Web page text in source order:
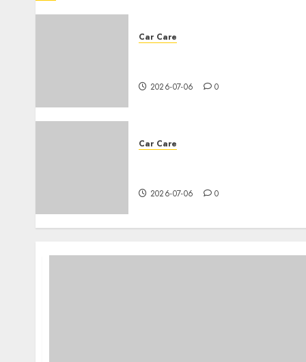
Car Care
2026-07-06 0
Car Care
2026-07-06 0